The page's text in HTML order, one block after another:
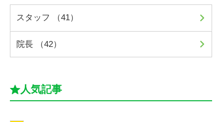
スタッフ （41）
院長 （42）
人気記事